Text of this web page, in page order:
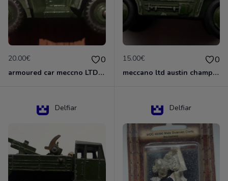
20.00€ 0
armoured car meccno LTD N°670
15.00€ 0
meccano ltd austin champ N°674
Delfiar Delfiar